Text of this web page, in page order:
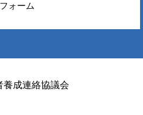
ォーム
養成連絡協議会